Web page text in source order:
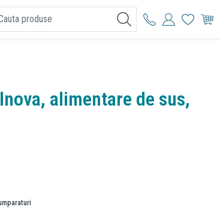
alimentare de sus,